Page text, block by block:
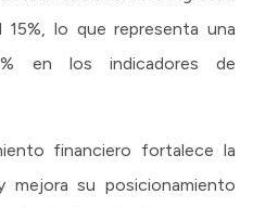
lo que representa una
en los indicadores de
financiero fortalece la
mejora su posicionamiento